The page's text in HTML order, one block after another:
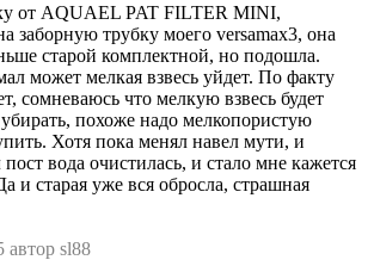
от AQUAEL PAT FILTER MINI,
заборную трубку моего versamax3, она
старой комплектной, но подошла.
может мелкая взвесь уйдет. По факту
сомневаюсь что мелкую взвесь будет
похоже надо мелкопористую
Хотя пока менял навел мути, и
вода очистилась, и стало мне кажется
и старая уже вся обросла, страшная
автор sl88